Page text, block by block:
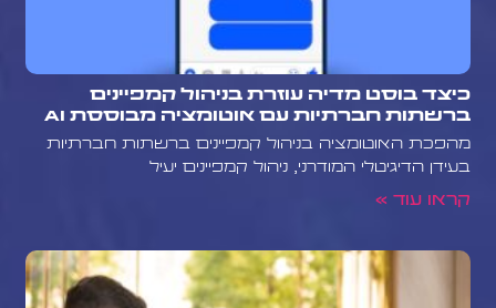
כיצד בוסט מדיה עוזרת בניהול קמפיינים
ברשתות חברתיות עם אוטומציה מבוססת AI
מהפכת האוטומציה בניהול קמפיינים ברשתות חברתיות
בעידן הדיגיטלי המודרני, ניהול קמפיינים יעיל
קראו עוד »